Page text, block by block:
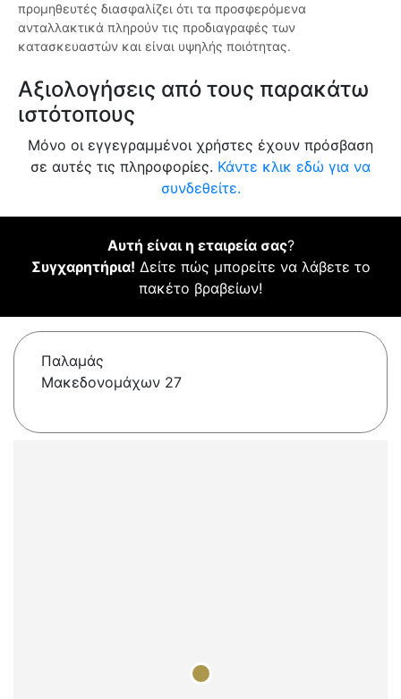
προμηθευτές διασφαλίζει ότι τα προσφερόμενα
ανταλλακτικά πληρούν τις προδιαγραφές των
κατασκευαστών και είναι υψηλής ποιότητας.
Αξιολογήσεις από τους παρακάτω
ιστότοπους
Μόνο οι εγγεγραμμένοι χρήστες έχουν πρόσβαση
σε αυτές τις πληροφορίες. Κάντε κλικ εδώ για να
συνδεθείτε.
Αυτή είναι η εταιρεία σας?
Συγχαρητήρια! Δείτε πώς μπορείτε να λάβετε το
πακέτο βραβείων!
Παλαμάς
Μακεδονομάχων 27